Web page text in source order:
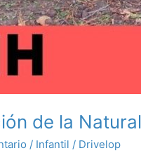
de la
/ Infantil / Drivelop